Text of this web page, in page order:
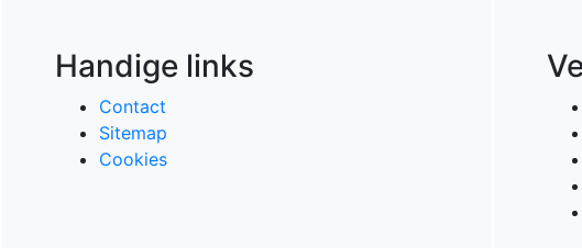
Handige links
Contact
Sitemap
Cookies